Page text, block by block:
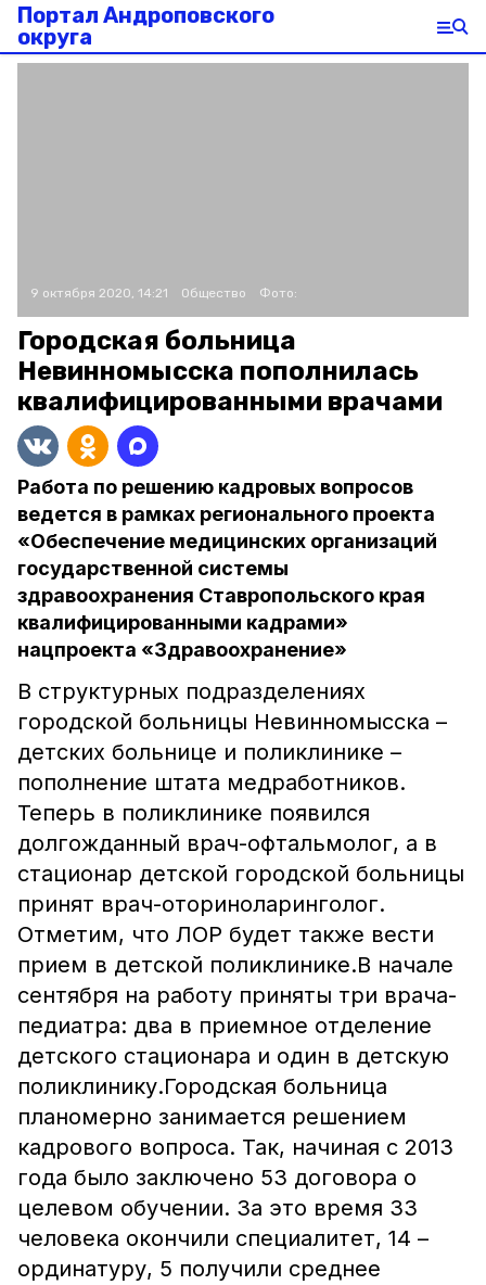
Портал Андроповского
округа
9 октября 2020, 14:21 Общество Фото:
Городская больница
Невинномысска пополнилась
квалифицированными врачами
Работа по решению кадровых вопросов
ведется в рамках регионального проекта
«Обеспечение медицинских организаций
государственной системы
здравоохранения Ставропольского края
квалифицированными кадрами»
нацпроекта «Здравоохранение»
В структурных подразделениях
городской больницы Невинномысска –
детских больнице и поликлинике –
пополнение штата медработников.
Теперь в поликлинике появился
долгожданный врач-офтальмолог, а в
стационар детской городской больницы
принят врач-оториноларинголог.
Отметим, что ЛОР будет также вести
прием в детской поликлинике.В начале
сентября на работу приняты три врача-
педиатра: два в приемное отделение
детского стационара и один в детскую
поликлинику.Городская больница
планомерно занимается решением
кадрового вопроса. Так, начиная с 2013
года было заключено 53 договора о
целевом обучении. За это время 33
человека окончили специалитет, 14 –
ординатуру, 5 получили среднее